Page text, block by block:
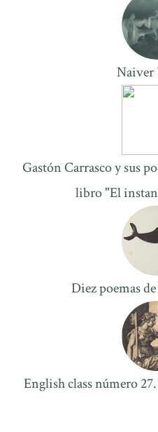
Naiver
Gastón Carrasco y sus
libro "El
Diez poemas
English class número